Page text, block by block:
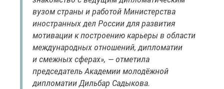
вузом страны и работой Министерства
иностранных дел России для развития
мотивации к построению карьеры в области
международных отношений, дипломатии
и смежных сферах», — отметила
председатель Академии молодёжной
дипломатии Дильбар Садыкова.